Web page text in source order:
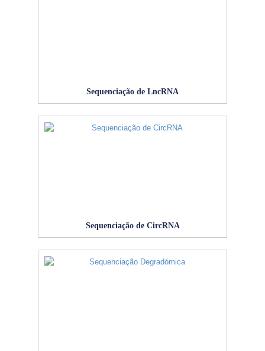
Sequenciação de LncRNA
Sequenciação de CircRNA